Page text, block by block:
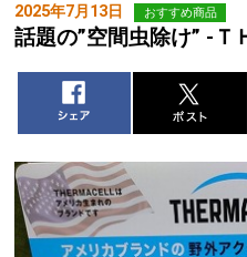
2025年7月13日 おすすめ商品
話題の”空間虫除け” ‐Ｔ